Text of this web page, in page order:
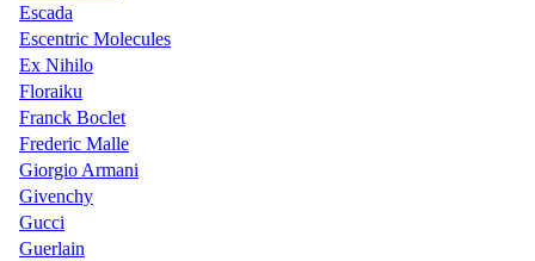
Escada
Escentric Molecules
Ex Nihilo
Floraiku
Franck Boclet
Frederic Malle
Giorgio Armani
Givenchy
Gucci
Guerlain